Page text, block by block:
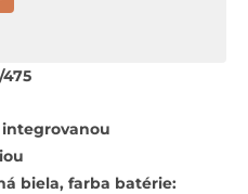
biela, farba batérie: